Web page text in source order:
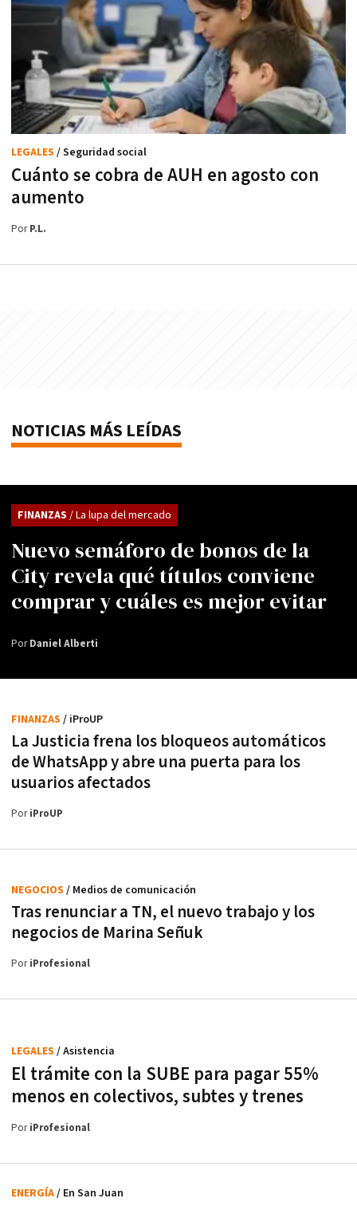
Cuánto se cobra de AUH en agosto con
aumento
LEGALES / Seguridad social
PorP.L.
NOTICIAS MÁS LEÍDAS
Nuevo semáforo de bonos de la
City revela qué títulos conviene
comprar y cuáles es mejor evitar
FINANZAS / La lupa del mercado
PorDaniel Alberti
La Justicia frena los bloqueos automáticos
de WhatsApp y abre una puerta para los
usuarios afectados
FINANZAS / iProUP
PoriProUP
Tras renunciar a TN, el nuevo trabajo y los
negocios de Marina Señuk
NEGOCIOS / Medios de comunicación
PoriProfesional
El trámite con la SUBE para pagar 55%
menos en colectivos, subtes y trenes
LEGALES / Asistencia
PoriProfesional
ENERGÍA/ En San Juan